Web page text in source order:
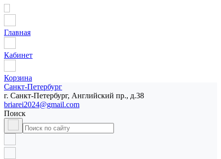
Главная
Кабинет
Корзина
Санкт-Петербург
г. Санкт-Петербург, Английский пр., д.38
briarei2024@gmail.com
Поиск